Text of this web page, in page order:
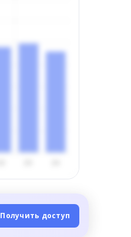
Получить доступ